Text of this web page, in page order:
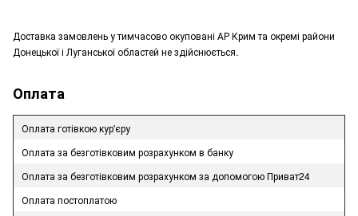
Доставка замовлень у тимчасово окуповані АР Крим та окремі райони
Донецької і Луганської областей не здійснюється.
Оплата
Оплата готівкою кур'єру
Оплата за безготівковим розрахунком в банку
Оплата за безготівковим розрахунком за допомогою Приват24
Оплата постоплатою